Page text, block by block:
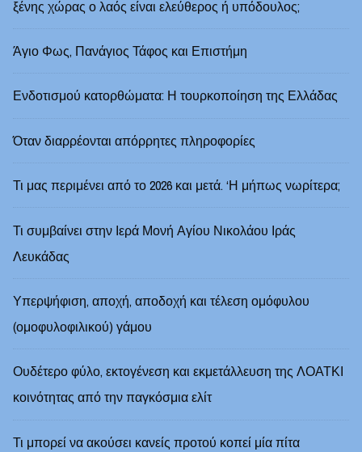
ξένης χώρας ο λαός είναι ελεύθερος ή υπόδουλος;
Άγιο Φως, Πανάγιος Τάφος και Επιστήμη
Ενδοτισμού κατορθώματα: Η τουρκοποίηση της Ελλάδας
Όταν διαρρέονται απόρρητες πληροφορίες
Τι μας περιμένει από το 2026 και μετά. ‘Η μήπως νωρίτερα;
Τι συμβαίνει στην Ιερά Μονή Αγίου Νικολάου Ιράς
Λευκάδας
Υπερψήφιση, αποχή, αποδοχή και τέλεση ομόφυλου
(ομοφυλοφιλικού) γάμου
Ουδέτερο φύλο, εκτογένεση και εκμετάλλευση της ΛΟΑΤΚΙ
κοινότητας από την παγκόσμια ελίτ
Τι μπορεί να ακούσει κανείς προτού κοπεί μία πίτα